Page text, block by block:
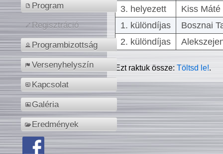
Program
Regisztráció
Programbizottság
Versenyhelyszín
Kapcsolat
Galéria
Eredmények
3. helyezett
Kiss
1. különdíjas
Bosznai
2. különdíjas
Ezt raktuk össze:Töltsd le!.